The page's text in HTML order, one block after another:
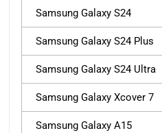
Samsung Galaxy S24
Samsung Galaxy S24 Plus
Samsung Galaxy S24 Ultra
Samsung Galaxy Xcover 7
Samsung Galaxy A15